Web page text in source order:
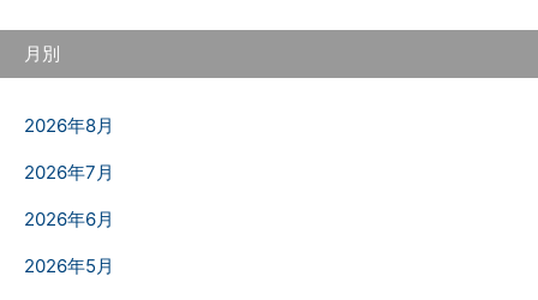
月別
2026年8月
2026年7月
2026年6月
2026年5月